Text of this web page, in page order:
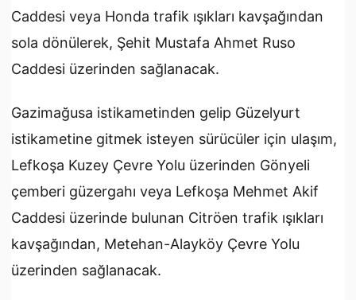
Caddesi veya Honda trafik ışıkları kavşağından
sola dönülerek, Şehit Mustafa Ahmet Ruso
Caddesi üzerinden sağlanacak.
Gazimağusa istikametinden gelip Güzelyurt
istikametine gitmek isteyen sürücüler için ulaşım,
Lefkoşa Kuzey Çevre Yolu üzerinden Gönyeli
çemberi güzergahı veya Lefkoşa Mehmet Akif
Caddesi üzerinde bulunan Citröen trafik ışıkları
kavşağından, Metehan-Alayköy Çevre Yolu
üzerinden sağlanacak.